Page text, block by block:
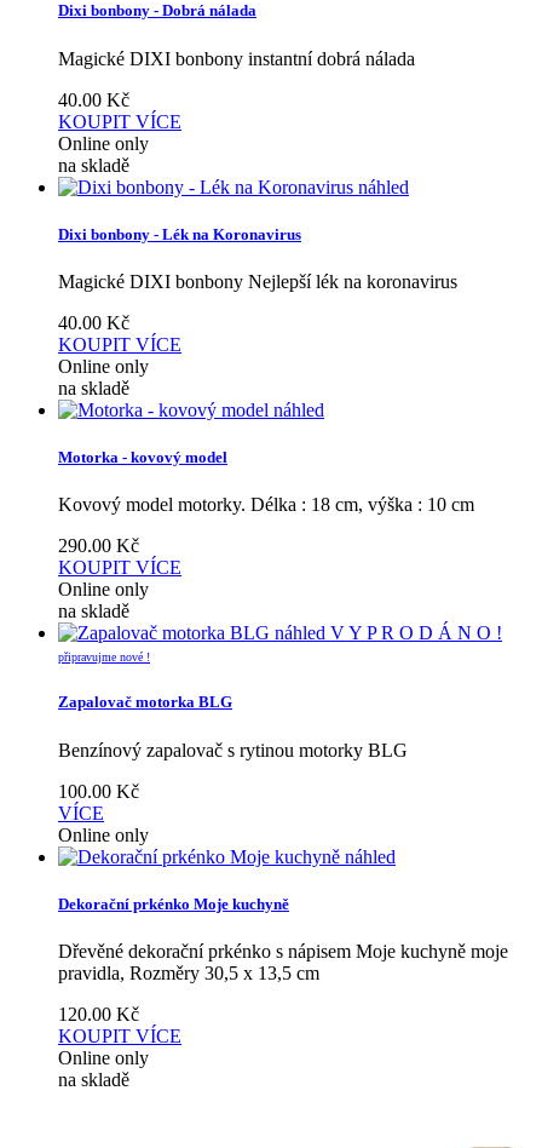
Dixi bonbony - Dobrá nálada
Magické DIXI bonbony instantní dobrá nálada
40.00 Kč
KOUPIT VÍCE
Online only
na skladě
náhled
Dixi bonbony - Lék na Koronavirus
Magické DIXI bonbony Nejlepší lék na koronavirus
40.00 Kč
KOUPIT VÍCE
Online only
na skladě
náhled
Motorka - kovový model
Kovový model motorky. Délka : 18 cm, výška : 10 cm
290.00 Kč
KOUPIT VÍCE
Online only
na skladě
náhled V Y P R O D Á N O !
připravujme nové !
Zapalovač motorka BLG
Benzínový zapalovač s rytinou motorky BLG
100.00 Kč
VÍCE
Online only
náhled
Dekorační prkénko Moje kuchyně
Dřevěné dekorační prkénko s nápisem Moje kuchyně moje
pravidla, Rozměry 30,5 x 13,5 cm
120.00 Kč
KOUPIT VÍCE
Online only
na skladě